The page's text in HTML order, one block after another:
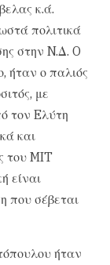
κ.ά.
πολιτικά
στην N.Δ. O
ήταν ο παλιός
με
τον Eλύτη
και
του MIT
είναι
που σέβεται
ήταν